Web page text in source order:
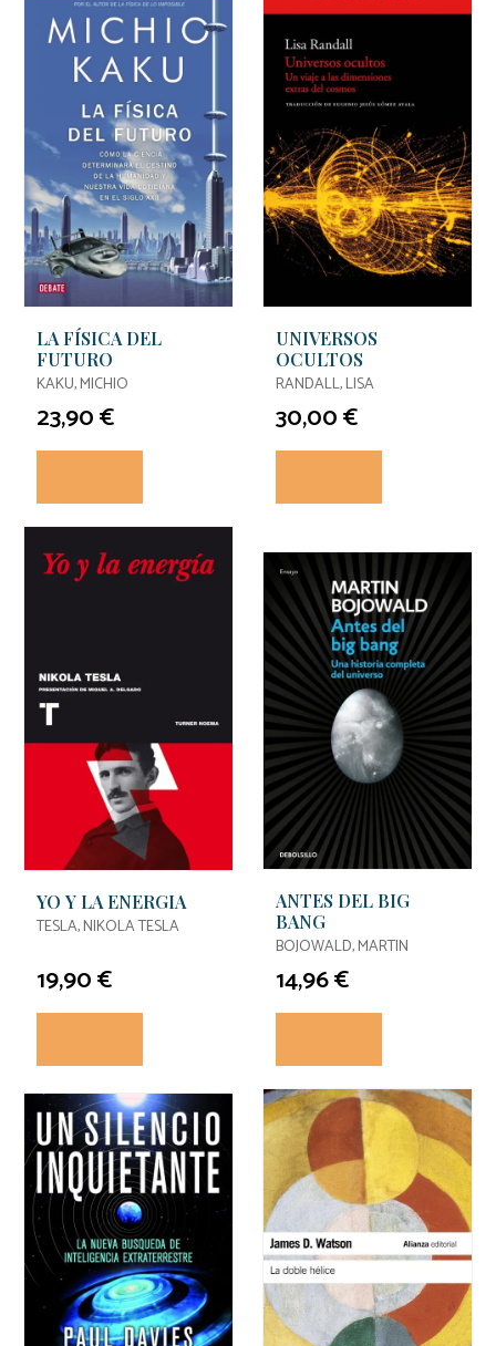
LA FÍSICA DEL
FUTURO
KAKU, MICHIO
23,90 €
UNIVERSOS
OCULTOS
RANDALL, LISA
30,00 €
YO Y LA ENERGIA
TESLA, NIKOLA TESLA
19,90 €
ANTES DEL BIG
BANG
BOJOWALD, MARTIN
14,96 €